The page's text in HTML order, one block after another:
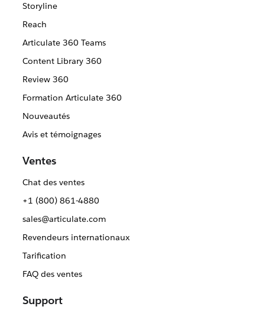
Storyline
Reach
Articulate 360 Teams
Content Library 360
Review 360
Formation Articulate 360
Nouveautés
Avis et témoignages
Ventes
Chat des ventes
+1 (800) 861-4880
sales@articulate.com
Revendeurs internationaux
Tarification
FAQ des ventes
Support